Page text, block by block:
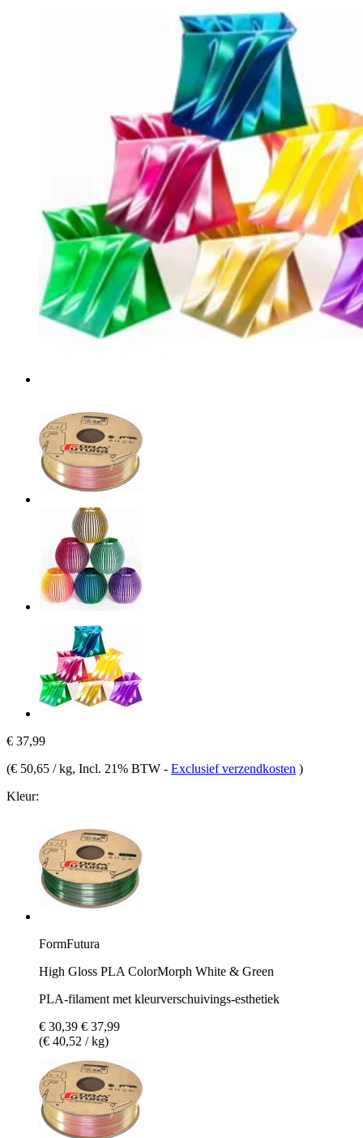
€ 37,99
(€ 50,65 / kg, Incl. 21% BTW - Exclusief verzendkosten )
Kleur:
FormFutura
High Gloss PLA ColorMorph White & Green
PLA-filament met kleurverschuivings-esthetiek
€ 30,39 € 37,99
(€ 40,52 / kg)